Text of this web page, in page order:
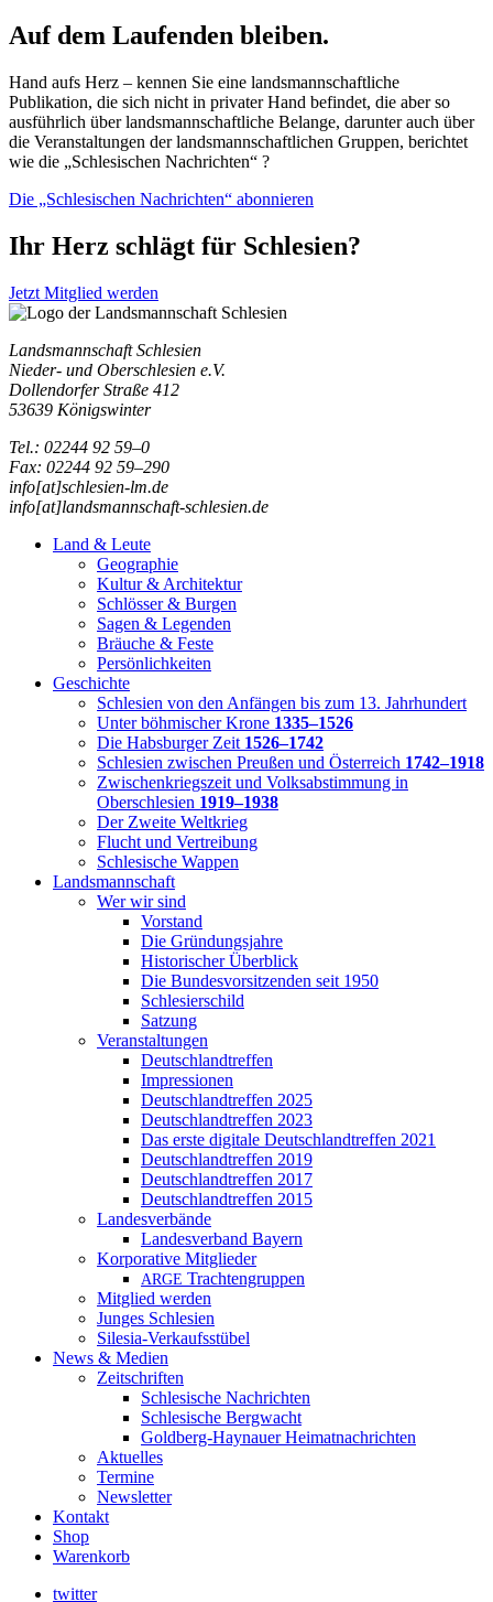
Auf dem Laufenden bleiben.
Hand aufs Herz – kennen Sie eine landsmannschaftliche
Publikation, die sich nicht in privater Hand befindet, die aber so
ausführlich über landsmannschaftliche Belange, darunter auch über
die Veranstaltungen der landsmannschaftlichen Gruppen, berichtet
wie die „Schlesischen Nachrichten“ ?
Die „Schlesischen Nachrichten“ abonnieren
Ihr Herz schlägt für Schlesien?
Jetzt Mitglied werden
Landsmannschaft Schlesien
Nieder- und Oberschlesien e.V.
Dollendorfer Straße 412
53639 Königswinter
Tel.: 02244 92 59–0
Fax: 02244 92 59–290
info[at]schlesien-lm.de
info[at]landsmannschaft-schlesien.de
Land & Leute
Geographie
Kultur & Architektur
Schlösser & Burgen
Sagen & Legenden
Bräuche & Feste
Persönlichkeiten
Geschichte
Schlesien von den Anfängen bis zum 13. Jahrhundert
Unter böhmischer Krone 1335–1526
Die Habsburger Zeit 1526–1742
Schlesien zwischen Preußen und Österreich 1742–1918
Zwischenkriegszeit und Volksabstimmung in
Oberschlesien 1919–1938
Der Zweite Weltkrieg
Flucht und Vertreibung
Schlesische Wappen
Landsmannschaft
Wer wir sind
Vorstand
Die Gründungsjahre
Historischer Überblick
Die Bundesvorsitzenden seit 1950
Schlesierschild
Satzung
Veranstaltungen
Deutschlandtreffen
Impressionen
Deutschlandtreffen 2025
Deutschlandtreffen 2023
Das erste digitale Deutschlandtreffen 2021
Deutschlandtreffen 2019
Deutschlandtreffen 2017
Deutschlandtreffen 2015
Landesverbände
Landesverband Bayern
Korporative Mitglieder
ARGE Trachtengruppen
Mitglied werden
Junges Schlesien
Silesia-Verkaufsstübel
News & Medien
Zeitschriften
Schlesische Nachrichten
Schlesische Bergwacht
Goldberg-Haynauer Heimatnachrichten
Aktuelles
Termine
Newsletter
Kontakt
Shop
Warenkorb
twitter